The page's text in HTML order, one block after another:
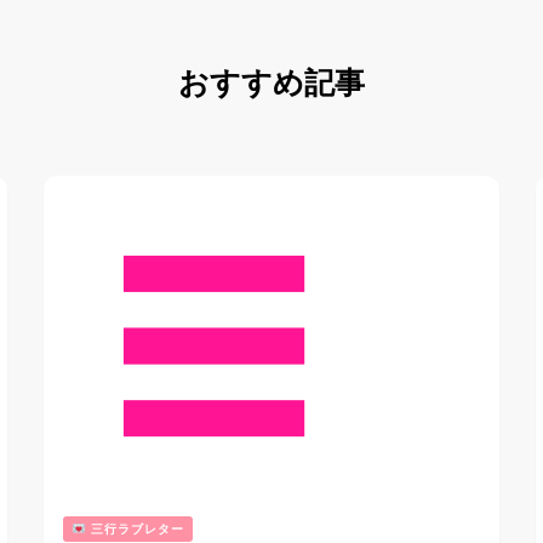
おすすめ記事
三行ラブレター